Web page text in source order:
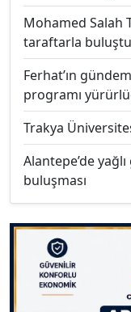
Mohamed Salah
taraftarla buluştu
Ferhat’ın
programı
Trakya
Alantepe’de
buluşması